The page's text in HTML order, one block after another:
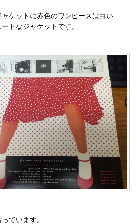
ケットに赤色のワンピースは白い
トなジャケットです。
ています。